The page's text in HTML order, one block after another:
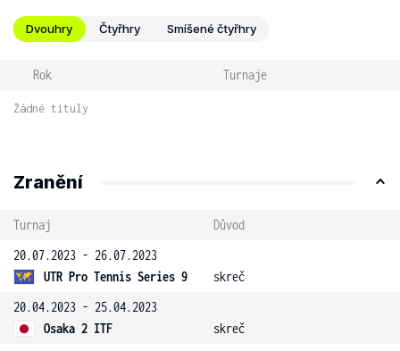
Dvouhry Čtyřhry Smíšené čtyřhry
Rok Turnaje
Žádné tituly
Zranění
Turnaj
Důvod
20.07.2023 - 26.07.2023
UTR Pro Tennis Series 9
skreč
20.04.2023 - 25.04.2023
Osaka 2 ITF
skreč